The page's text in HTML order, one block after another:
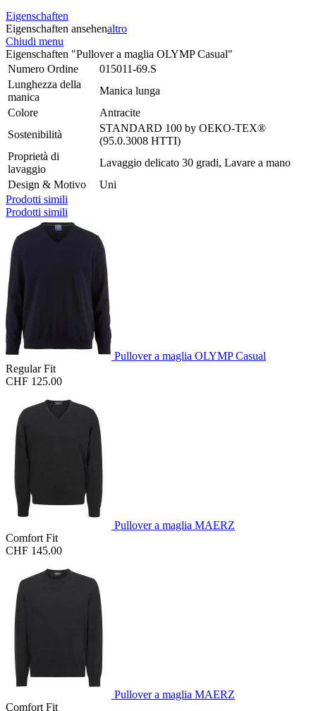
Eigenschaften
Eigenschaften ansehenaltro
Chiudi menu
Eigenschaften "Pullover a maglia OLYMP Casual"
Numero Ordine
015011-69.S
Lunghezza della
manica
Manica lunga
Colore
Antracite
Sostenibilità
STANDARD 100 by OEKO-TEX®
(95.0.3008 HTTI)
Proprietà di
lavaggio
Lavaggio delicato 30 gradi, Lavare a mano
Design & Motivo
Uni
Prodotti simili
Prodotti simili
Pullover a maglia OLYMP Casual
Regular Fit
CHF 125.00
Pullover a maglia MAERZ
Comfort Fit
CHF 145.00
Pullover a maglia MAERZ
Comfort Fit